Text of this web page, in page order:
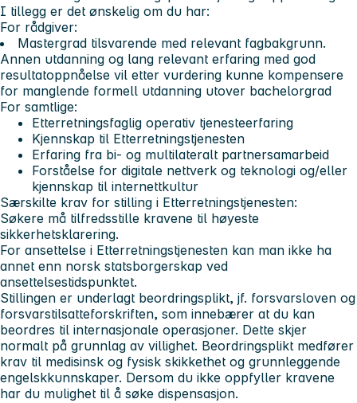
I tillegg er det ønskelig om du har:
For rådgiver:
Mastergrad tilsvarende med relevant fagbakgrunn.
Annen utdanning og lang relevant erfaring med god
resultatoppnåelse vil etter vurdering kunne kompensere
for manglende formell utdanning utover bachelorgrad
For samtlige:
Etterretningsfaglig operativ tjenesteerfaring
Kjennskap til Etterretningstjenesten
Erfaring fra bi- og multilateralt partnersamarbeid
Forståelse for digitale nettverk og teknologi og/eller
kjennskap til internettkultur
Særskilte krav for stilling i Etterretningstjenesten:
Søkere må tilfredsstille kravene til høyeste
sikkerhetsklarering.
For ansettelse i Etterretningstjenesten kan man ikke ha
annet enn norsk statsborgerskap ved
ansettelsestidspunktet.
Stillingen er underlagt beordringsplikt, jf. forsvarsloven og
forsvarstilsatteforskriften, som innebærer at du kan
beordres til internasjonale operasjoner. Dette skjer
normalt på grunnlag av villighet. Beordringsplikt medfører
krav til medisinsk og fysisk skikkethet og grunnleggende
engelskkunnskaper. Dersom du ikke oppfyller kravene
har du mulighet til å søke dispensasjon.